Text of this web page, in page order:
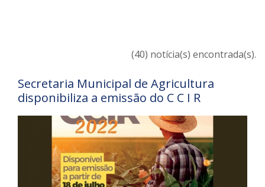
(40) notícia(s) encontrada(s).
Secretaria Municipal de Agricultura
disponibiliza a emissão do C C I R